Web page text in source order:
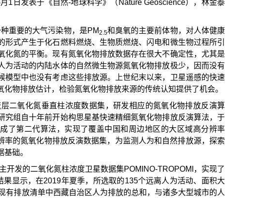
1日发表于《自然-地球科学》（Nature Geoscience），林金泰
重要的大气污染物，是PM2.5和臭氧的主要前体物，对人体健康
式产生于化石燃料燃烧、生物质燃烧、闪电和微生物过程所引
氮的平衡。现有氮氧化物排放数据存在很大不确定性，尤其是
活动的内陆水体的自然微生物源氮氧化物排放极少，因而没有
型中也没有考虑这些排放源。上世纪末以来，卫星遥感的快速
物排放估计，检验氮氧化物排放来源的传统认知提供了机会。
二氧化氮垂直柱浓度数据集，研发相应的氮氧化物排放反演算
组自十年前开始构思星基快速精细氮氧化物排放反演算法，于
了第二代算法，实现了覆盖中国和周边地区的大区域高分辨率
率的氮氧化物排放反演数据集，为监测人为和自然排放源，探索
础。
发的二氧化氮柱浓度卫星数据集POMINO-TROPOMI，实现了
显示，在2019年夏季，所选取的135个远离人为活动、面积大
有排放清单中西藏自治区人为排放的总和，与诸多大型城市的人